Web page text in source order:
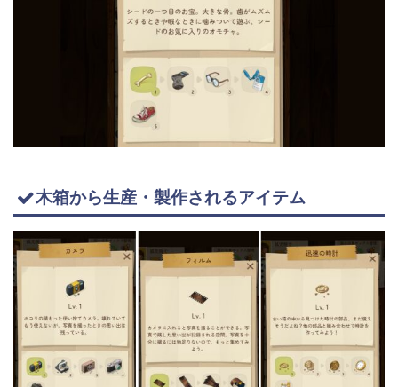
木箱から生産・製作されるアイテム